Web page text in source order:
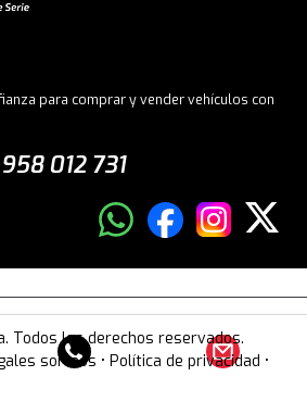
para comprar y vender vehículos con
958 012 731
Todos los derechos reservados.
sorteos •Política de privacidad •